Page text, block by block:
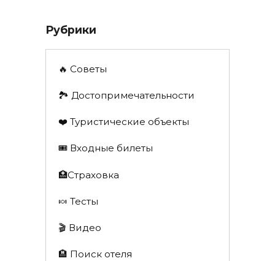
Рубрики
🔥 Советы
🏞️ Достопримечательности
❤️ Туристические объекты
🎟️ Входные билеты
🏥Страховка
🍬 Тесты
🎬 Видео
🏨 Поиск отеля